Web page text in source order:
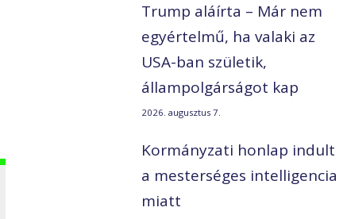
Trump aláírta – Már nem
egyértelmű, ha valaki az
USA-ban születik,
állampolgárságot kap
2026. augusztus 7.
Kormányzati honlap indult
a mesterséges intelligencia
miatt